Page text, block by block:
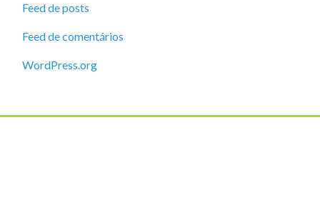
Feed de posts
Feed de comentários
WordPress.org